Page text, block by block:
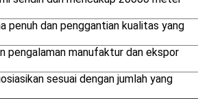
penuh dan penggantian kualitas yang
pengalaman manufaktur dan ekspor
sesuai dengan jumlah yang